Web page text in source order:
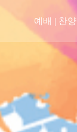
예배 | 찬양